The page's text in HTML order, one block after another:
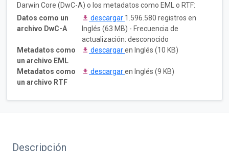
Darwin Core (DwC-A) o los metadatos como EML o RTF:
Datos como un
archivo DwC-A
descargar 1.596.580 registros en
Inglés (63 MB) - Frecuencia de
actualización: desconocido
Metadatos como
un archivo EML
descargaren Inglés (10 KB)
Metadatos como
un archivo RTF
descargaren Inglés (9 KB)
Descripción